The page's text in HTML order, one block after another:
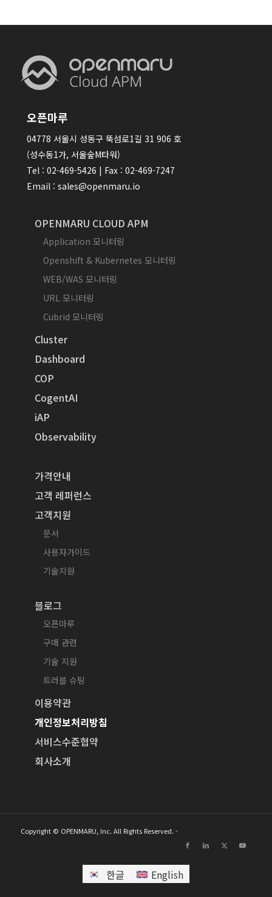
오픈마루
04778 서울시 성동구 뚝섬로1길 31 906 호
(성수동1가, 서울숲M타워)
Tel : 02-469-5426 | Fax : 02-469-7247
Email : sales@openmaru.io
OPENMARU CLOUD APM
Application 모니터링
Openshift & Kubernetes 모니터링
WEB/WAS 모니터링
URL 모니터링
Cubrid 모니터링
Cluster
Dashboard
COP
CogentAI
iAP
Observability
가격안내
고객 레퍼런스
고객지원
문서
사용자가이드
기술지원
블로그
오픈마루
구매 관련
기술 지원
트러블 슈팅
이용약관
개인정보처리방침
서비스수준협약
회사소개
Copyright © OPENMARU, Inc. All Rights Reserved. -
한글 English